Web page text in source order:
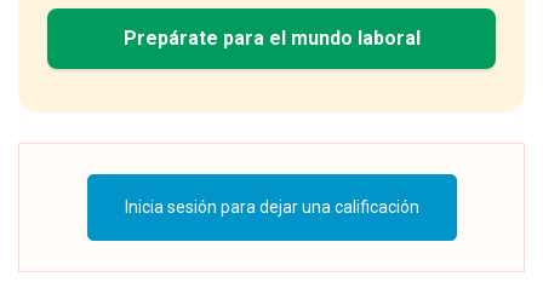
Prepárate para el mundo laboral
Inicia sesión para dejar una calificación